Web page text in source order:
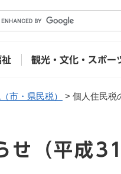
ニューを飛ばして本文へ
祉 観光・文化・スポー
市・県民税） > 個人住民税
せ（平成